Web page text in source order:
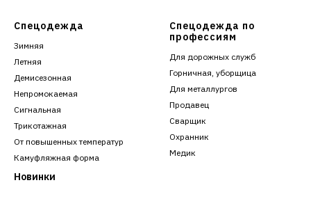
Спецодежда
Зимняя
Летняя
Демисезонная
Непромокаемая
Сигнальная
Трикотажная
От повышенных температур
Камуфляжная форма
Новинки
Спецодежда по
профессиям
Для дорожных служб
Горничная, уборщица
Для металлургов
Продавец
Сварщик
Охранник
Медик